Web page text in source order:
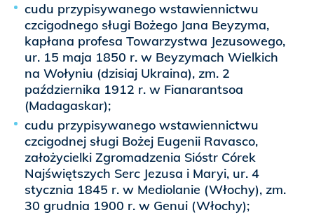
cudu przypisywanego wstawiennictwu
czcigodnego sługi Bożego Jana Beyzyma,
kapłana profesa Towarzystwa Jezusowego,
ur. 15 maja 1850 r. w Beyzymach Wielkich
na Wołyniu (dzisiaj Ukraina), zm. 2
października 1912 r. w Fianarantsoa
(Madagaskar);
cudu przypisywanego wstawiennictwu
czcigodnej sługi Bożej Eugenii Ravasco,
założycielki Zgromadzenia Sióstr Córek
Najświętszych Serc Jezusa i Maryi, ur. 4
stycznia 1845 r. w Mediolanie (Włochy), zm.
30 grudnia 1900 r. w Genui (Włochy);